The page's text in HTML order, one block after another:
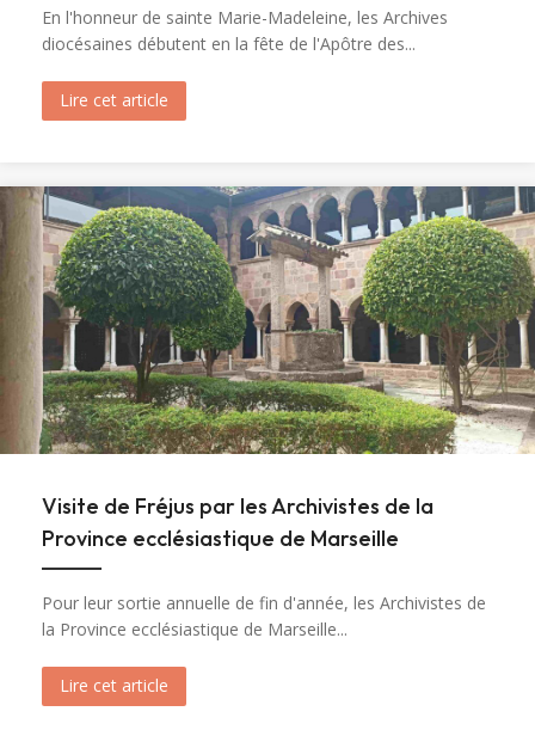
En l'honneur de sainte Marie-Madeleine, les Archives
diocésaines débutent en la fête de l'Apôtre des...
Lire cet article
Visite de Fréjus par les Archivistes de la
Province ecclésiastique de Marseille
Pour leur sortie annuelle de fin d'année, les Archivistes de
la Province ecclésiastique de Marseille...
Lire cet article